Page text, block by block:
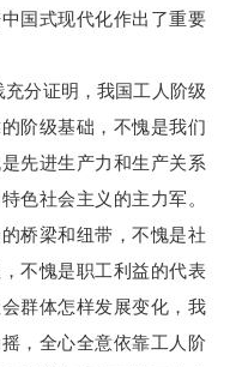
国式现代化作出了重要
分证明，我国工人阶级
阶级基础，不愧是我们
先进生产力和生产关系
色社会主义的主力军。
桥梁和纽带，不愧是社
不愧是职工利益的代表
群体怎样发展变化，我
，全心全意依靠工人阶